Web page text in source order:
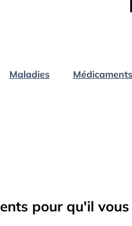
Maladies Médicaments
pour qu'il